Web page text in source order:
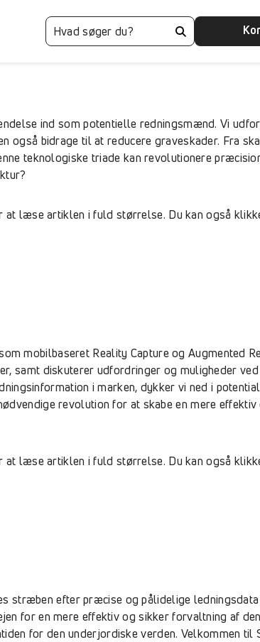
ind som potentielle redningsmænd. Vi
også bidrage til at reducere graveskader. Fra
teknologiske triade kan revolutionere
læse artiklen i fuld størrelse. Du kan også
mobilbaseret Reality Capture og Augmented
samt diskuterer udfordringer og muligheder ved
i marken, dykker vi ned i
revolution for at skabe en mere
læse artiklen i fuld størrelse. Du kan også
stræben efter præcise og pålidelige
for en mere effektiv og sikker forvaltning af
for den underjordiske verden. Velkommen til